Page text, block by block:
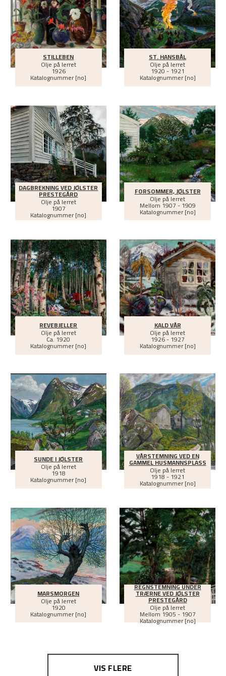
STILLEBEN
Olje på lerret
1926
Katalognummer [no]
ST. HANSBÅL
Olje på lerret
1920 - 1921
Katalognummer [no]
DAGBREKNING VED JØLSTER
PRESTEGÅRD
Olje på lerret
1907
Katalognummer [no]
FORSOMMER, JØLSTER
Olje på lerret
Mellom 1907 - 1909
Katalognummer [no]
REVEBJELLER
Olje på lerret
Ca.1920
Katalognummer [no]
KALD VÅR
Olje på lerret
1926 - 1927
Katalognummer [no]
SUNDE I JØLSTER
Olje på lerret
1918
Katalognummer [no]
VÅRSTEMNING VED EN
GAMMEL HUSMANNSPLASS
Olje på lerret
1918 - 1921
Katalognummer [no]
MARSMORGEN
Olje på lerret
1920
Katalognummer [no]
REGNSTEMNING UNDER
TRÆRNE VED JØLSTER
PRESTEGÅRD
Olje på lerret
Mellom 1905 - 1907
Katalognummer [no]
VIS FLERE